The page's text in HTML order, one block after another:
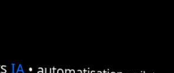
IA